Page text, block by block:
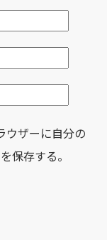
ウザーに自分の
保存する。